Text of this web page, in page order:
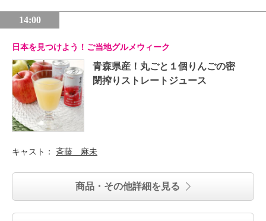
14:00
日本を見つけよう！ご当地グルメウィーク
青森県産！丸ごと１個りんごの密
閉搾りストレートジュース
キャスト： 斉藤 麻未
商品・その他詳細を見る